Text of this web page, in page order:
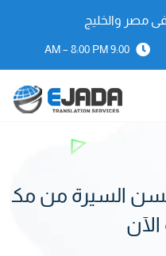
مصر والخليج
9:00 AM – 8:00 PM
السيرة من مك